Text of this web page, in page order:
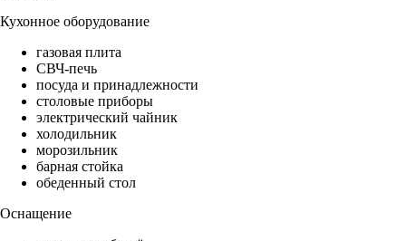
Кухонное оборудование
газовая плита
СВЧ-печь
посуда и принадлежности
столовые приборы
электрический чайник
холодильник
морозильник
барная стойка
обеденный стол
Оснащение